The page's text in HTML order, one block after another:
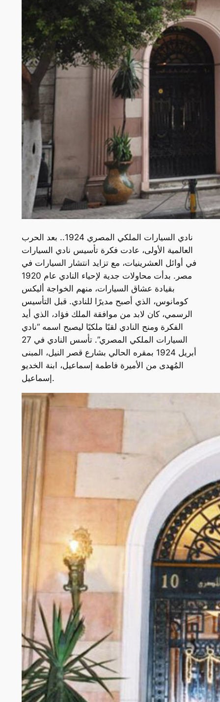
نادي السيارات الملكي المصري 1924.. بعد الحرب
العالمية الأولى، عادت فكرة تأسيس نادي السيارات
في أوائل العشرينيات، مع تزايد انتشار السيارات في
مصر. بدأت محاولات جدية لإحياء النادي عام 1920
بقيادة عشاق السيارات، منهم الخواجة أليكس
كومانوس، الذي أصبح مديرًا للنادي. قبل التأسيس
الرسمي، كان لابد من موافقة الملك فؤاد، الذي أيد
الفكرة ومنح النادي لقبًا ملكيًا ليصبح اسمه “نادي
السيارات الملكي المصري”. تأسس النادي في 27
أبريل 1924 بمقره الحالي بشارع قصر النيل، المبنى
المُهدى من الأميرة فاطمة إسماعيل، ابنة الخديو
إسماعيل.